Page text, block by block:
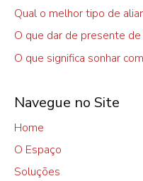
Qual o melhor tipo de
O que dar de presente
O que significa sonhar
Navegue no Site
Home
O Espaço
Soluções